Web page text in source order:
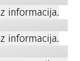
informacija.
informacija.